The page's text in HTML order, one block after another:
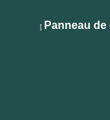
[ Panneau